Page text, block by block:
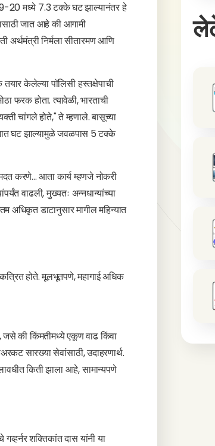
20 मध्ये 7.3 टक्के घट झाल्यानंतर हे
जात आहे की आगामी
अर्थमंत्री निर्मला सीतारमण आणि
केलेल्या पॉलिसी हस्तक्षेपाची
फरक होता. त्यावेळी, भारताची
चांगले होते," ते म्हणाले. बासूच्या
घट झाल्यामुळे जवळपास 5 टक्के
करणे... आता कार्य म्हणजे नोकरी
वाढली, मुख्यतः अन्नधान्यांच्या
अधिकृत डाटानुसार मागील महिन्यात
होते. मूलभूतपणे, महागाई अधिक
जसे की किंमतीमध्ये एकूण वाढ किंवा
सारख्या सेवांसाठी, उदाहरणार्थ.
किती झाला आहे, सामान्यपणे
शक्तिकांत दास यांनी या